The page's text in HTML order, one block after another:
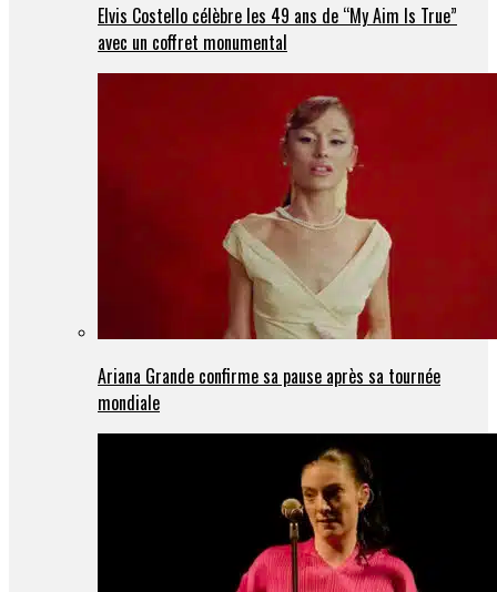
Elvis Costello célèbre les 49 ans de “My Aim Is True”
avec un coffret monumental
Ariana Grande confirme sa pause après sa tournée
mondiale